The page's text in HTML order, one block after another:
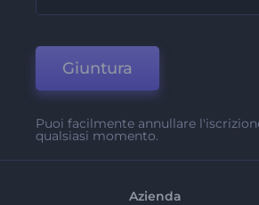
Giuntura
Puoi facilmente annullare
qualsiasi momento.
Azienda